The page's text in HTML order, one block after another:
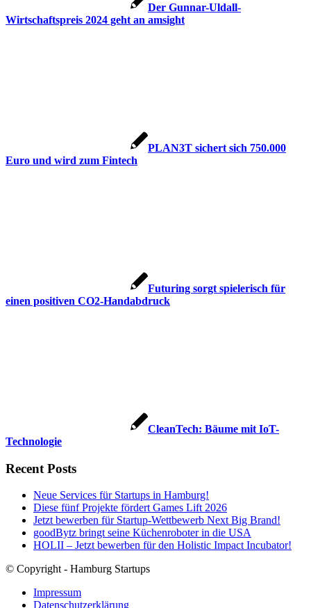
Der Gunnar-Uldall-
Wirtschaftspreis 2024 geht an amsight
PLAN3T sichert sich 750.000
Euro und wird zum Fintech
Futuring sorgt spielerisch für
einen positiven CO2-Handabdruck
CleanTech: Bäume mit IoT-
Technologie
Recent Posts
Neue Services für Startups in Hamburg!
Diese fünf Projekte fördert Games Lift 2026
Jetzt bewerben für Startup-Wettbewerb Next Big Brand!
goodBytz bringt seine Küchenroboter in die USA
HOLII – Jetzt bewerben für den Holistic Impact Incubator!
© Copyright - Hamburg Startups
Impressum
Datenschutzerklärung